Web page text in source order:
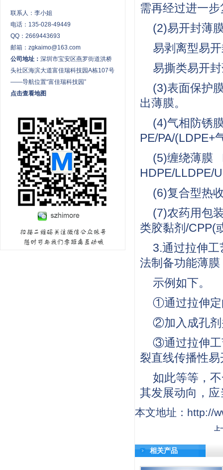
联系人：李小姐
电话：135-028-49449
QQ：2669443693
邮箱：zgkaimo@163.com
公司地址： 深圳市宝安区燕罗街道洪桥
头社区海滨大道富佳瑞科技园A栋107号
——导航位置“富佳瑞科技园”
点击查看地图
需再经过进一
(2)易开封薄
易剥离型易
易撕类易开
(3)表面保护
出薄膜。
(4)气相防锈
PE/PA/(LDPE+
(5)缠绕薄膜
HDPE/LLDPE/
(6)复合型热
(7)农药用包
类胶黏剂/CPP(
3.通过拉伸
法制备功能薄膜
示例如下。
①通过拉伸定
②加入成孔剂
③通过拉伸
裂直线传播性
如此等等，
其发展动向，
本文地址：http://
上
相关产品